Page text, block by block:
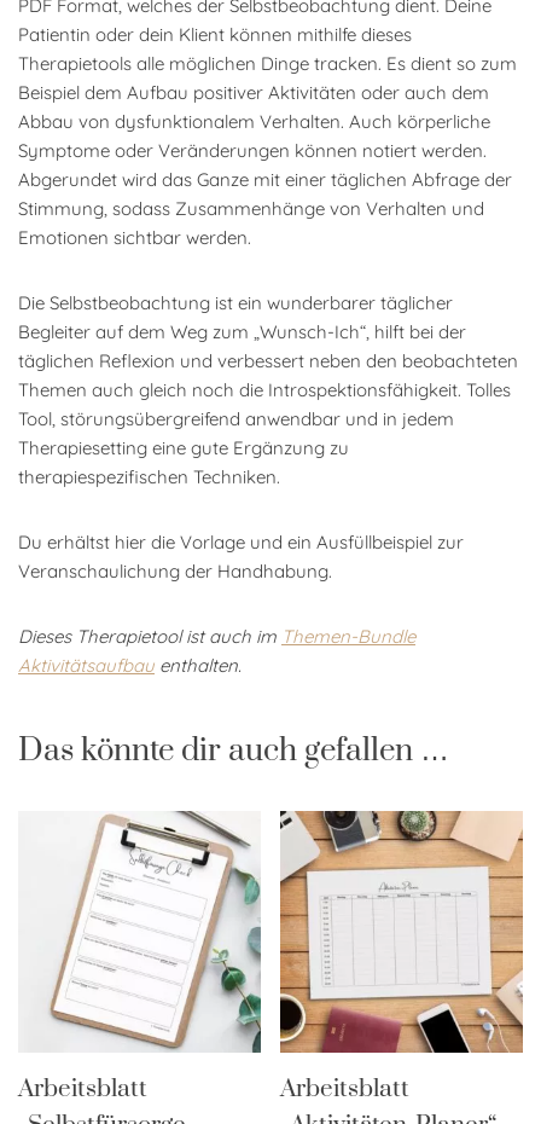
PDF Format, welches der Selbstbeobachtung dient. Deine
Patientin oder dein Klient können mithilfe dieses
Therapietools alle möglichen Dinge tracken. Es dient so zum
Beispiel dem Aufbau positiver Aktivitäten oder auch dem
Abbau von dysfunktionalem Verhalten. Auch körperliche
Symptome oder Veränderungen können notiert werden.
Abgerundet wird das Ganze mit einer täglichen Abfrage der
Stimmung, sodass Zusammenhänge von Verhalten und
Emotionen sichtbar werden.
Die Selbstbeobachtung ist ein wunderbarer täglicher
Begleiter auf dem Weg zum „Wunsch-Ich“, hilft bei der
täglichen Reflexion und verbessert neben den beobachteten
Themen auch gleich noch die Introspektionsfähigkeit. Tolles
Tool, störungsübergreifend anwendbar und in jedem
Therapiesetting eine gute Ergänzung zu
therapiespezifischen Techniken.
Du erhältst hier die Vorlage und ein Ausfüllbeispiel zur
Veranschaulichung der Handhabung.
Dieses Therapietool ist auch im Themen-Bundle
Aktivitätsaufbau enthalten.
Das könnte dir auch gefallen …
Arbeitsblatt
Arbeitsblatt